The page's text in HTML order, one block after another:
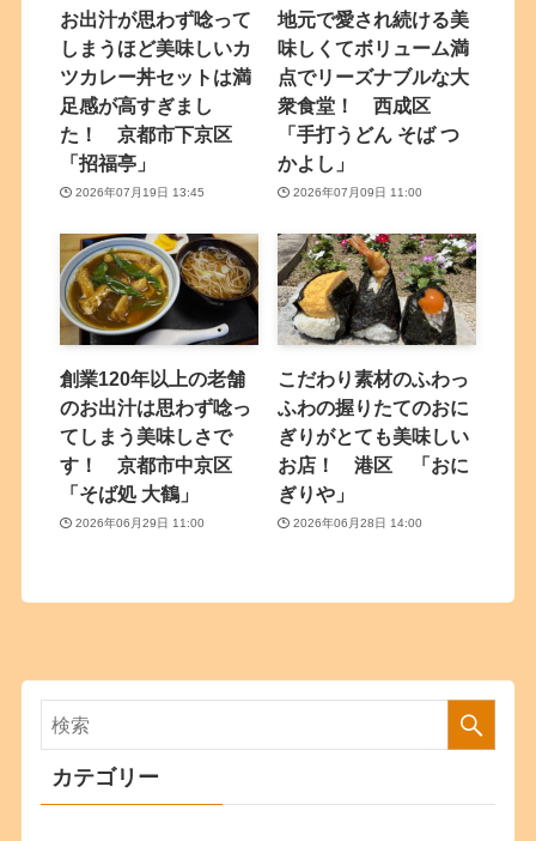
お出汁が思わず唸って
しまうほど美味しいカ
ツカレー丼セットは満
足感が高すぎまし
た！ 京都市下京区
「招福亭」
2026年07月19日 13:45
地元で愛され続ける美
味しくてボリューム満
点でリーズナブルな大
衆食堂！ 西成区
「手打うどん そば つ
かよし」
2026年07月09日 11:00
創業120年以上の老舗
のお出汁は思わず唸っ
てしまう美味しさで
す！ 京都市中京区
「そば処 大鶴」
2026年06月29日 11:00
こだわり素材のふわっ
ふわの握りたてのおに
ぎりがとても美味しい
お店！ 港区 「おに
ぎりや」
2026年06月28日 14:00
カテゴリー